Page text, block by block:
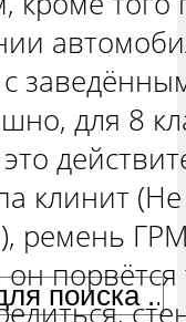
«ГРАНТА»
«ОКА»
с
для 8
клинит
ремень
он